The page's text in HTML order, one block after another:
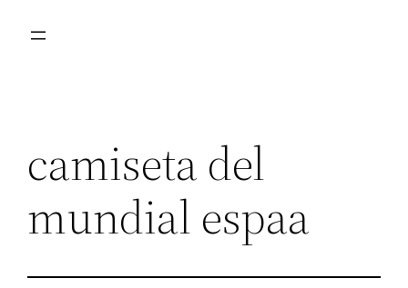
camiseta del
mundial espaa